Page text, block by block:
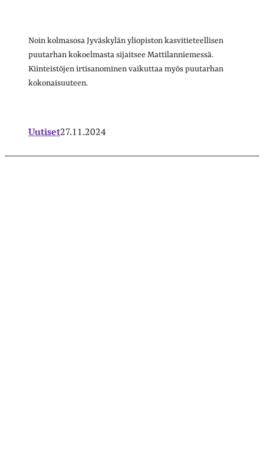
Noin kolmasosa Jyväskylän yliopiston kasvitieteellisen
puutarhan kokoelmasta sijaitsee Mattilanniemessä.
Kiinteistöjen irtisanominen vaikuttaa myös puutarhan
kokonaisuuteen.
Uutiset27.11.2024